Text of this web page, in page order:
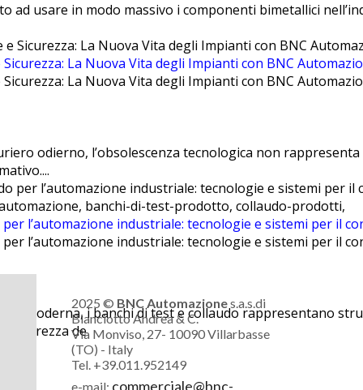
ad usare in modo massivo i componenti bimetallici
La Nuova Vita degli Impianti con BNC
La Nuova Vita degli Impianti con BNC
odierno, l’obsolescenza tecnologica non
banchi-di-test-prodotto, collaudo-prodotti,
l’automazione industriale: tecnologie e sistemi per il
l’automazione industriale: tecnologie e sistemi per il
moderna, i banchi di test e collaudo rappresentano
sicurezza de
2025 © BNC Automaziones.a.s.di
Bianciotto Andrea & C.
Via Monviso, 27- 10090 Villarbasse
(TO) - Italy
Tel. +39.011.952149
e-mail: commerciale@bnc-